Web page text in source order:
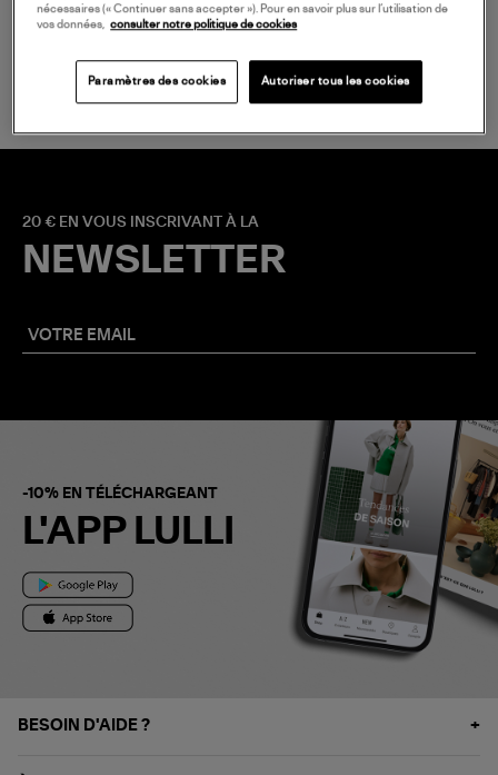
à partir de 150 € d'achat*
20 € EN VOUS INSCRIVANT À LA
NEWSLETTER
-10% EN TÉLÉCHARGEANT
L'APP LULLI
BESOIN D'AIDE ?
nécessaires (« Continuer sans accepter »). Pour en savoir plus sur l’utilisation de
vos données,
consulter notre politique de cookies
Paramètres des cookies Autoriser tous les cookies